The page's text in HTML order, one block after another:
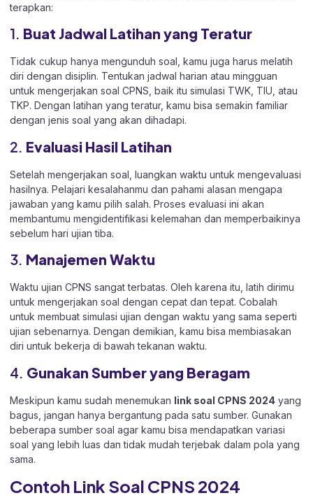
terapkan:
1. Buat Jadwal Latihan yang Teratur
Tidak cukup hanya mengunduh soal, kamu juga harus melatih
diri dengan disiplin. Tentukan jadwal harian atau mingguan
untuk mengerjakan soal CPNS, baik itu simulasi TWK, TIU, atau
TKP. Dengan latihan yang teratur, kamu bisa semakin familiar
dengan jenis soal yang akan dihadapi.
2. Evaluasi Hasil Latihan
Setelah mengerjakan soal, luangkan waktu untuk mengevaluasi
hasilnya. Pelajari kesalahanmu dan pahami alasan mengapa
jawaban yang kamu pilih salah. Proses evaluasi ini akan
membantumu mengidentifikasi kelemahan dan memperbaikinya
sebelum hari ujian tiba.
3. Manajemen Waktu
Waktu ujian CPNS sangat terbatas. Oleh karena itu, latih dirimu
untuk mengerjakan soal dengan cepat dan tepat. Cobalah
untuk membuat simulasi ujian dengan waktu yang sama seperti
ujian sebenarnya. Dengan demikian, kamu bisa membiasakan
diri untuk bekerja di bawah tekanan waktu.
4. Gunakan Sumber yang Beragam
Meskipun kamu sudah menemukan link soal CPNS 2024 yang
bagus, jangan hanya bergantung pada satu sumber. Gunakan
beberapa sumber soal agar kamu bisa mendapatkan variasi
soal yang lebih luas dan tidak mudah terjebak dalam pola yang
sama.
Contoh Link Soal CPNS 2024